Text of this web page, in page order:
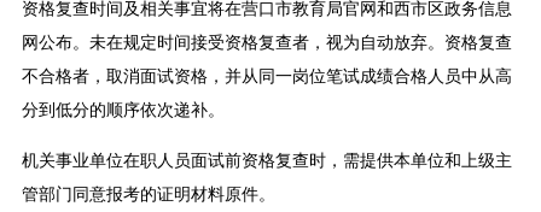
资格复查时间及相关事宜将在营口市教育局官网和西市区政务信息
网公布。未在规定时间接受资格复查者，视为自动放弃。资格复查
不合格者，取消面试资格，并从同一岗位笔试成绩合格人员中从高
分到低分的顺序依次递补。
机关事业单位在职人员面试前资格复查时，需提供本单位和上级主
管部门同意报考的证明材料原件。